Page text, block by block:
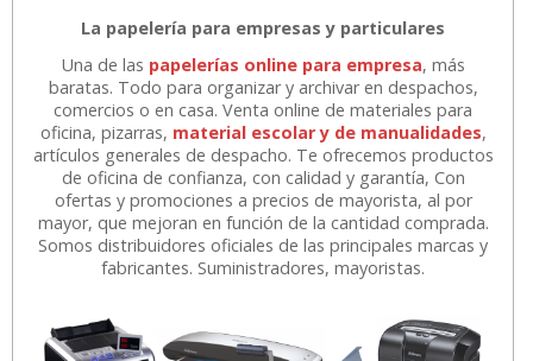
La papelería para empresas y particulares
Una de las papelerías online para empresa, más
baratas. Todo para organizar y archivar en despachos,
comercios o en casa. Venta online de materiales para
oficina, pizarras, material escolar y de manualidades,
artículos generales de despacho. Te ofrecemos productos
de oficina de confianza, con calidad y garantía, Con
ofertas y promociones a precios de mayorista, al por
mayor, que mejoran en función de la cantidad comprada.
Somos distribuidores oficiales de las principales marcas y
fabricantes. Suministradores, mayoristas.